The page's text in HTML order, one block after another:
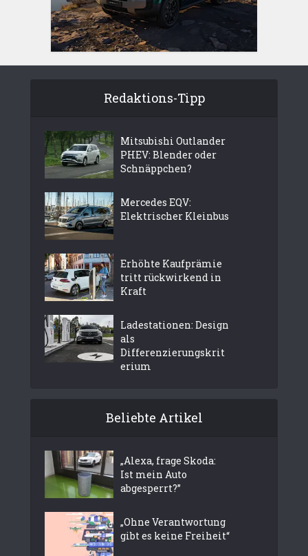
Redaktions-Tipp
Mitsubishi Outlander
PHEV: Blender oder
Schnäppchen?
Mercedes EQV:
Elektrischer Kleinbus
Erhöhte Kaufprämie
tritt rückwirkend in
Kraft
Ladestationen: Design
als
Differenzierungskrit
erium
Beliebte Artikel
„Alexa, frage Skoda:
Ist mein Auto
abgesperrt?”
„Ohne Verantwortung
gibt es keine Freiheit“